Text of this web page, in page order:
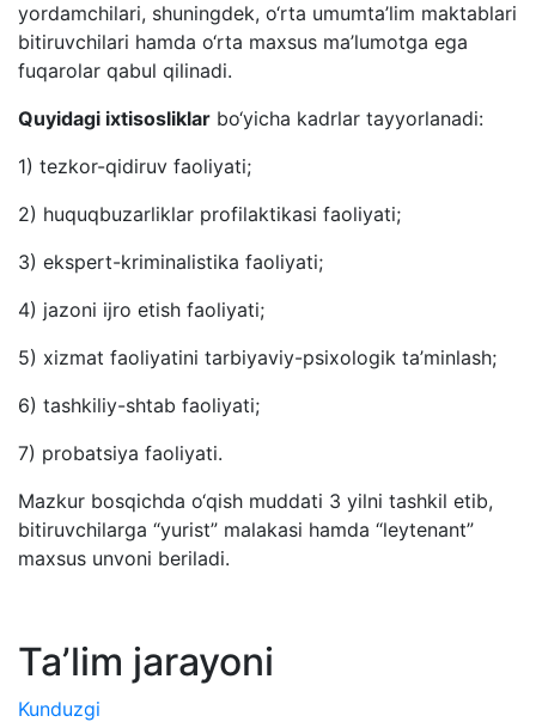
yordamchilari, shuningdek, o‘rta umumta’lim maktablari
bitiruvchilari hamda o‘rta maxsus ma’lumotga ega
fuqarolar qabul qilinadi.
Quyidagi ixtisosliklar bo‘yicha kadrlar tayyorlanadi:
1) tezkor-qidiruv faoliyati;
2) huquqbuzarliklar profilaktikasi faoliyati;
3) ekspert-kriminalistika faoliyati;
4) jazoni ijro etish faoliyati;
5) xizmat faoliyatini tarbiyaviy-psixologik ta’minlash;
6) tashkiliy-shtab faoliyati;
7) probatsiya faoliyati.
Mazkur bosqichda o‘qish muddati 3 yilni tashkil etib,
bitiruvchilarga “yurist” malakasi hamda “leytenant”
maxsus unvoni beriladi.
Taʼlim jarayoni
Kunduzgi